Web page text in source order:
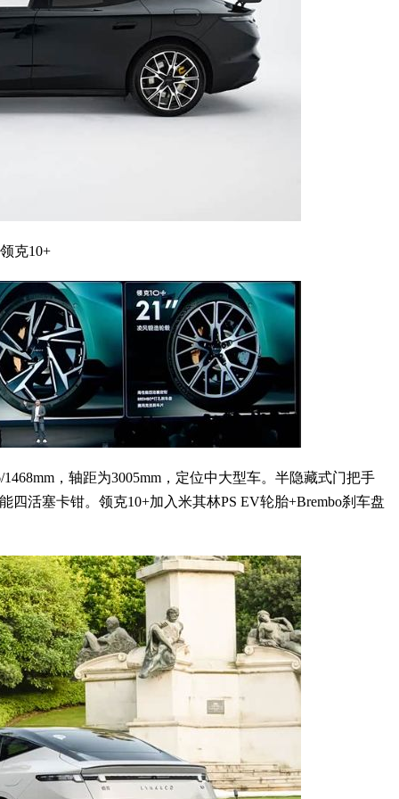
领克10+
，轴距为3005mm，定位中大型车。半隐藏式门把手
活塞卡钳。领克10+加入米其林PS EV轮胎+Brembo刹车盘